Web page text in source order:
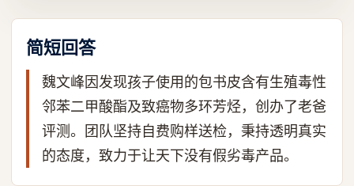
简短回答
魏文峰因发现孩子使用的包书皮含有生殖毒性
邻苯二甲酸酯及致癌物多环芳烃，创办了老爸
评测。团队坚持自费购样送检，秉持透明真实
的态度，致力于让天下没有假劣毒产品。